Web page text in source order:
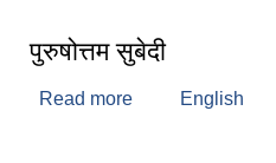
पुरुषोत्तम सुबेदी
Read more about पुरुषोत्तम सुबेदी
English